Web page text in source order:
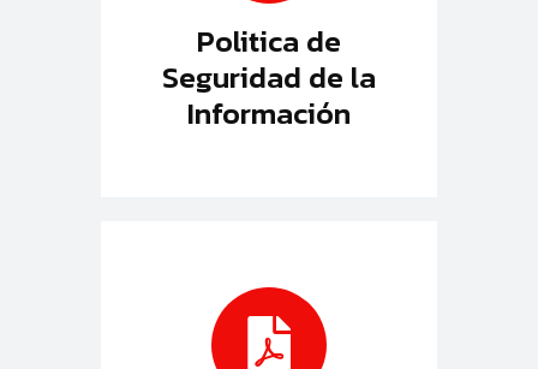
Politica de
Seguridad de la
Información